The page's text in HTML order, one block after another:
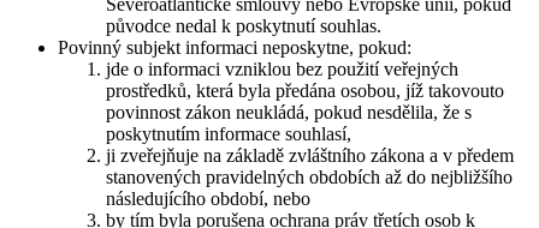
Severoatlantické smlouvy nebo Evropské unii, pokud
původce nedal k poskytnutí souhlas.
Povinný subjekt informaci neposkytne, pokud:
jde o informaci vzniklou bez použití veřejných
prostředků, která byla předána osobou, jíž takovouto
povinnost zákon neukládá, pokud nesdělila, že s
poskytnutím informace souhlasí,
ji zveřejňuje na základě zvláštního zákona a v předem
stanovených pravidelných obdobích až do nejbližšího
následujícího období, nebo
by tím byla porušena ochrana práv třetích osob k